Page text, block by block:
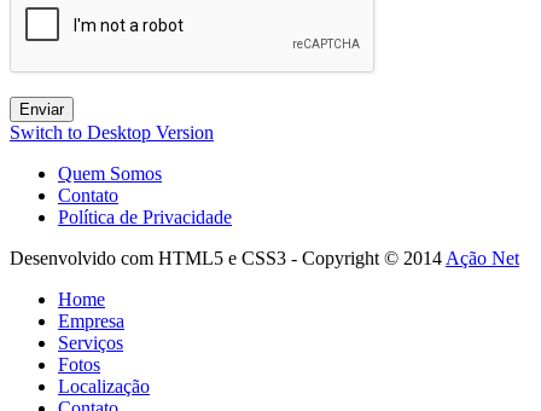
Enviar
Switch to Desktop Version
Quem Somos
Contato
Política de Privacidade
Desenvolvido com HTML5 e CSS3 - Copyright © 2014 Ação Net
Home
Empresa
Serviços
Fotos
Localização